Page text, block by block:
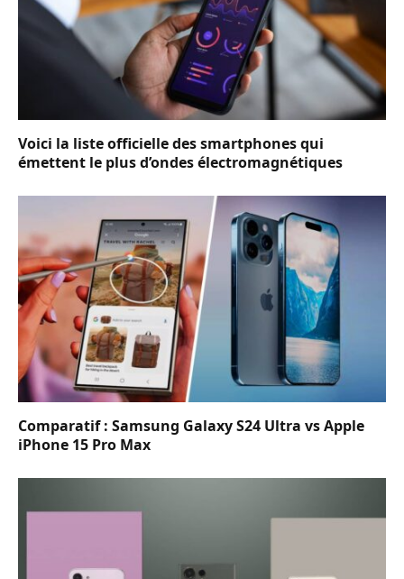
Voici la liste officielle des smartphones qui
émettent le plus d’ondes électromagnétiques
Comparatif : Samsung Galaxy S24 Ultra vs Apple
iPhone 15 Pro Max